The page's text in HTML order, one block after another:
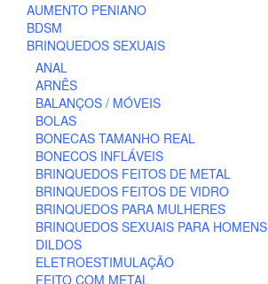
be
on
page
AUMENTO PENIANO
BDSM
BRINQUEDOS SEXUAIS
ANAL
ARNÊS
BALANÇOS / MÓVEIS
BOLAS
BONECAS TAMANHO REAL
BONECOS INFLÁVEIS
BRINQUEDOS FEITOS DE METAL
BRINQUEDOS FEITOS DE VIDRO
BRINQUEDOS PARA MULHERES
BRINQUEDOS SEXUAIS PARA HOMENS
DILDOS
ELETROESTIMULAÇÃO
FEITO COM METAL